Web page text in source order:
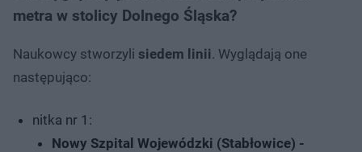
metra w stolicy Dolnego Śląska?
Naukowcy stworzyli siedem linii. Wyglądają one
następująco:
nitka nr 1:
Nowy Szpital Wojewódzki (Stabłowice) -